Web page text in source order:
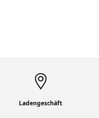
Ladengeschäft